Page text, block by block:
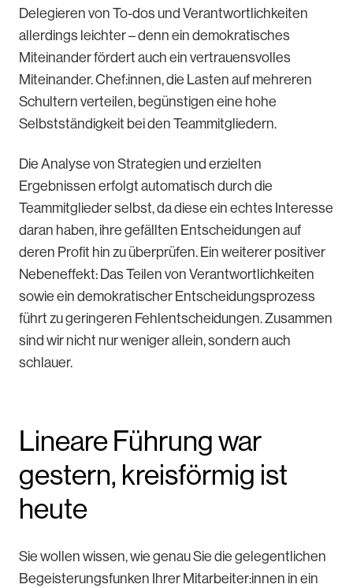
Delegieren von To-dos und Verantwortlichkeiten
allerdings leichter – denn ein demokratisches
Miteinander fördert auch ein vertrauensvolles
Miteinander. Chef:innen, die Lasten auf mehreren
Schultern verteilen, begünstigen eine hohe
Selbstständigkeit bei den Teammitgliedern.
Die Analyse von Strategien und erzielten
Ergebnissen erfolgt automatisch durch die
Teammitglieder selbst, da diese ein echtes Interesse
daran haben, ihre gefällten Entscheidungen auf
deren Profit hin zu überprüfen. Ein weiterer positiver
Nebeneffekt: Das Teilen von Verantwortlichkeiten
sowie ein demokratischer Entscheidungsprozess
führt zu geringeren Fehlentscheidungen. Zusammen
sind wir nicht nur weniger allein, sondern auch
schlauer.
Lineare Führung war
gestern, kreisförmig ist
heute
Sie wollen wissen, wie genau Sie die gelegentlichen
Begeisterungsfunken Ihrer Mitarbeiter:innen in ein